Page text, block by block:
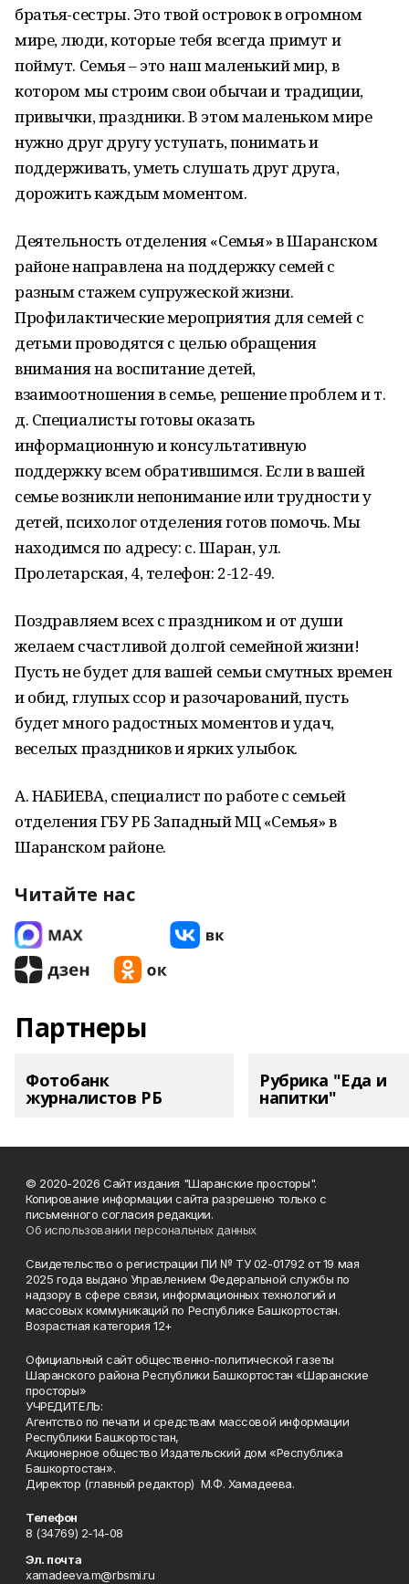
братья-сестры. Это твой островок в огромном
мире, люди, которые тебя всегда примут и
поймут. Семья – это наш маленький мир, в
котором мы строим свои обычаи и традиции,
привычки, праздники. В этом маленьком мире
нужно друг другу уступать, понимать и
поддерживать, уметь слушать друг друга,
дорожить каждым моментом.
Деятельность отделения «Семья» в Шаранском
районе направлена на поддержку семей с
разным стажем супружеской жизни.
Профилактические мероприятия для семей с
детьми проводятся с целью обращения
внимания на воспитание детей,
взаимоотношения в семье, решение проблем и т.
д. Специалисты готовы оказать
информационную и консультативную
поддержку всем обратившимся. Если в вашей
семье возникли непонимание или трудности у
детей, психолог отделения готов помочь. Мы
находимся по адресу: с. Шаран, ул.
Пролетарская, 4, телефон: 2-12-49.
Поздравляем всех с праздником и от души
желаем счастливой долгой семейной жизни!
Пусть не будет для вашей семьи смутных времен
и обид, глупых ссор и разочарований, пусть
будет много радостных моментов и удач,
веселых праздников и ярких улыбок.
А. НАБИЕВА, специалист по работе с семьей
отделения ГБУ РБ Западный МЦ «Семья» в
Шаранском районе.
Читайте нас
Партнеры
Фотобанк
журналистов РБ
Рубрика "Еда и
напитки"
© 2020-2026 Сайт издания "Шаранские просторы".
Копирование информации сайта разрешено только с
письменного согласия редакции.
Об использовании персональных данных
Свидетельство о регистрации ПИ № ТУ 02-01792 от 19 мая
2025 года выдано Управлением Федеральной службы по
надзору в сфере связи, информационных технологий и
массовых коммуникаций по Республике Башкортостан.
Возрастная категория 12+
Официальный сайт общественно-политической газеты
Шаранского района Республики Башкортостан «Шаранские
просторы»
УЧРЕДИТЕЛЬ:
Агентство по печати и средствам массовой информации
Республики Башкортостан,
Акционерное общество Издательский дом «Республика
Башкортостан».
Директор (главный редактор) М.Ф. Хамадеева.
Телефон
8 (34769) 2-14-08
Эл. почта
xamadeeva.m@rbsmi.ru